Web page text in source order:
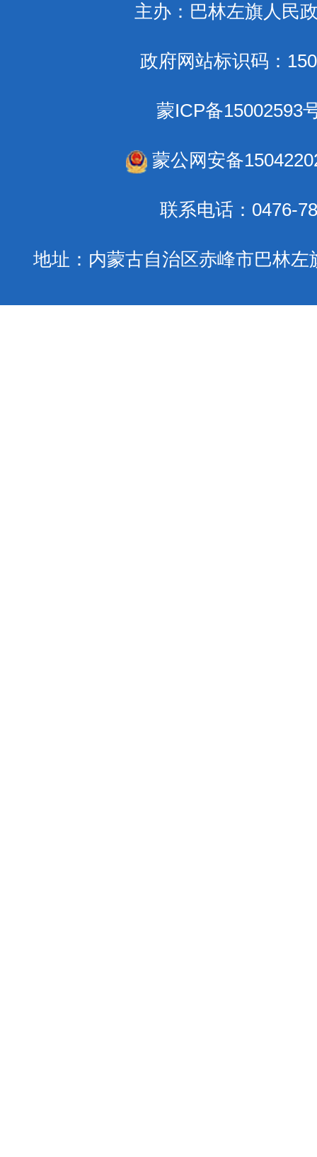
主办：巴林左旗人民
政府网站标识码：
蒙ICP备15002593
蒙公网安备
联系电话：0476-
地址：内蒙古自治区赤峰市巴林